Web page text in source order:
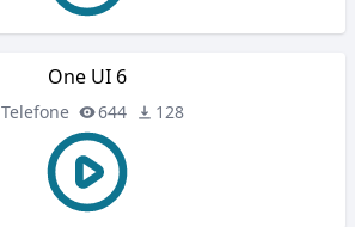
One UI 6
Telefone 644 128